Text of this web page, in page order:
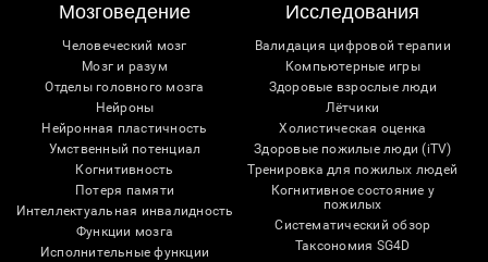
Мозговедение
Человеческий мозг
Мозг и разум
Отделы головного мозга
Нейроны
Нейронная пластичность
Умственный потенциал
Когнитивность
Потеря памяти
Интеллектуальная инвалидность
Функции мозга
Исполнительные функции
Исследования
Валидация цифровой терапии
Компьютерные игры
Здоровые взрослые люди
Лётчики
Холистическая оценка
Здоровые пожилые люди (iTV)
Тренировка для пожилых людей
Когнитивное состояние у
пожилых
Систематический обзор
Таксономия SG4D